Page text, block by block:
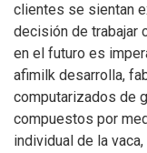
clientes se sientan
decisión de trabajar
en el futuro es
afimilk desarrolla,
computarizados de
compuestos por
individual de la